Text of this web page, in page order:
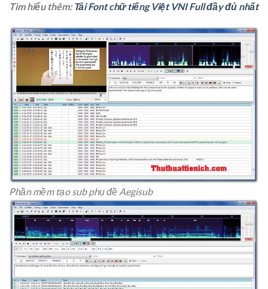
Tìm hiểu thêm: Tải Font chữ tiếng Việt VNI Full đầy đủ nhất
Phần mềm tạo sub phụ đề Aegisub